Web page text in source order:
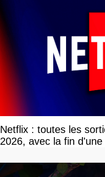
Netflix : toutes les
2026, avec la fin